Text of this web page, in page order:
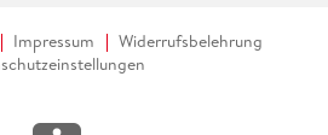
Impressum
Widerrufsbelehrung